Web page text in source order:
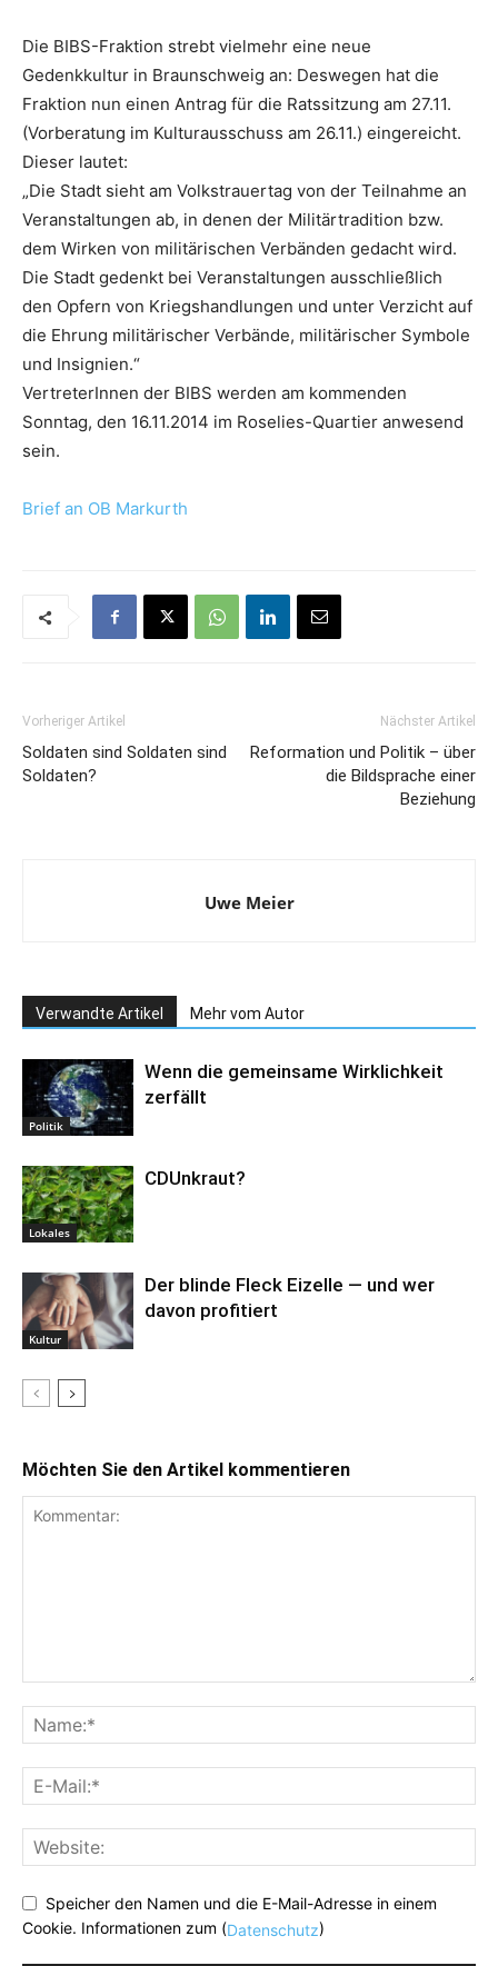
Die BIBS-Fraktion strebt vielmehr eine neue
Gedenkkultur in Braunschweig an: Deswegen hat die
Fraktion nun einen Antrag für die Ratssitzung am 27.11.
(Vorberatung im Kulturausschuss am 26.11.) eingereicht.
Dieser lautet:
„Die Stadt sieht am Volkstrauertag von der Teilnahme an
Veranstaltungen ab, in denen der Militärtradition bzw.
dem Wirken von militärischen Verbänden gedacht wird.
Die Stadt gedenkt bei Veranstaltungen ausschließlich
den Opfern von Kriegshandlungen und unter Verzicht auf
die Ehrung militärischer Verbände, militärischer Symbole
und Insignien.“
VertreterInnen der BIBS werden am kommenden
Sonntag, den 16.11.2014 im Roselies-Quartier anwesend
sein.
Brief an OB Markurth
Vorheriger Artikel
Soldaten sind Soldaten sind
Soldaten?
Nächster Artikel
Reformation und Politik – über
die Bildsprache einer
Beziehung
Uwe Meier
Verwandte Artikel Mehr vom Autor
Politik
Wenn die gemeinsame Wirklichkeit
zerfällt
Lokales
CDUnkraut?
Kultur
Der blinde Fleck Eizelle — und wer
davon profitiert
Möchten Sie den Artikel kommentieren
Speicher den Namen und die E-Mail-Adresse in einem
Cookie. Informationen zum (Datenschutz)